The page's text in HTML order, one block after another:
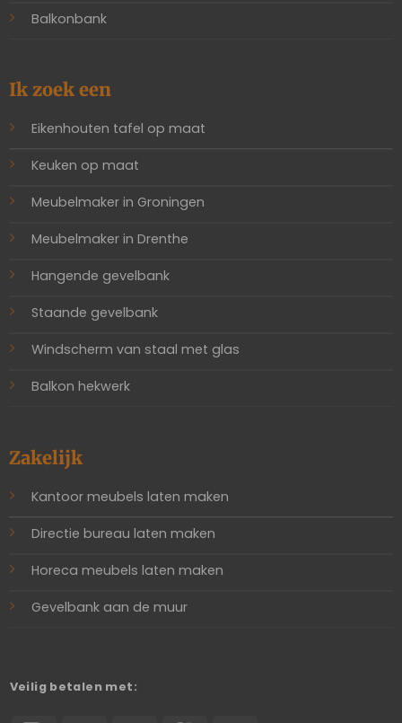
Balkonbank
Ik zoek een
Eikenhouten tafel op maat
Keuken op maat
Meubelmaker in Groningen
Meubelmaker in Drenthe
Hangende gevelbank
Staande gevelbank
Windscherm van staal met glas
Balkon hekwerk
Zakelijk
Kantoor meubels laten maken
Directie bureau laten maken
Horeca meubels laten maken
Gevelbank aan de muur
Veilig betalen met: